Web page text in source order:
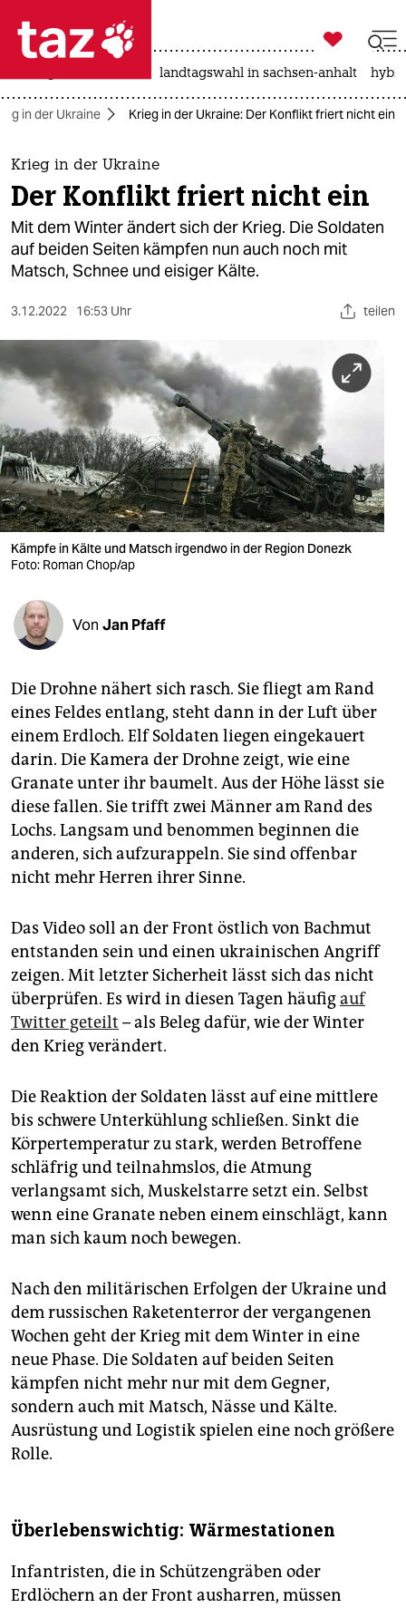
 taz zahl ich
taz zahl ich
themen
politik
öko
sport
berlin
nord
wahrheit
verlag
verlag
veranstaltungen
shop
unterstützen
abo
genossenschaft
epaper login

taz zahl ich
landtagswahl in sachsen-anhalt
in der Ukraine Krieg in der Ukraine: Der Konflikt friert nicht ein
Krieg in der Ukraine
Der Konflikt friert nicht ein
Mit dem Winter ändert sich der Krieg. Die Soldaten
auf beiden Seiten kämpfen nun auch noch mit
Matsch, Schnee und eisiger Kälte.
3.12.2022 16:53 Uhr teilen
Kämpfe in Kälte und Matsch irgendwo in der Region Donezk
Foto: Roman Chop/ap
Von Jan Pfaff
Die Drohne nähert sich rasch. Sie fliegt am Rand
eines Feldes entlang, steht dann in der Luft über
einem Erdloch. Elf Soldaten liegen eingekauert
darin. Die Kamera der Drohne zeigt, wie eine
Granate unter ihr baumelt. Aus der Höhe lässt sie
diese fallen. Sie trifft zwei Männer am Rand des
Lochs. Langsam und benommen beginnen die
anderen, sich aufzurappeln. Sie sind offenbar
nicht mehr Herren ihrer Sinne.
Das Video soll an der Front östlich von Bachmut
entstanden sein und einen ukrainischen Angriff
zeigen. Mit letzter Sicherheit lässt sich das nicht
überprüfen. Es wird in diesen Tagen häufigauf
Twitter geteilt – als Beleg dafür, wie der Winter
den Krieg verändert.
Die Reaktion der Soldaten lässt auf eine mittlere
bis schwere Unterkühlung schließen. Sinkt die
Körpertemperatur zu stark, werden Betroffene
schläfrig und teilnahmslos, die Atmung
verlangsamt sich, Muskelstarre setzt ein. Selbst
wenn eine Granate neben einem einschlägt, kann
man sich kaum noch bewegen.
Nach den militärischen Erfolgen der Ukraine und
dem russischen Raketenterror der vergangenen
Wochen geht der Krieg mit dem Winter in eine
neue Phase. Die Soldaten auf beiden Seiten
kämpfen nicht mehr nur mit dem Gegner,
sondern auch mit Matsch, Nässe und Kälte.
Ausrüstung und Logistik spielen eine noch größere
Rolle.
Überlebenswichtig: Wärmestationen
Infantristen, die in Schützengräben oder
Erdlöchern an der Front ausharren, müssen